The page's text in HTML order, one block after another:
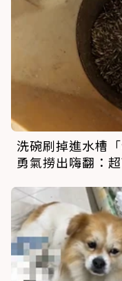
洗碗刷掉進水槽
勇氣撈出嗨翻：